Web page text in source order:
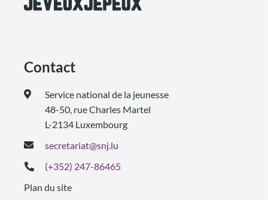
Contact
Service national de la jeunesse
48-50, rue Charles Martel
L-2134 Luxembourg
secretariat@snj.lu
(+352) 247-86465
Plan du site